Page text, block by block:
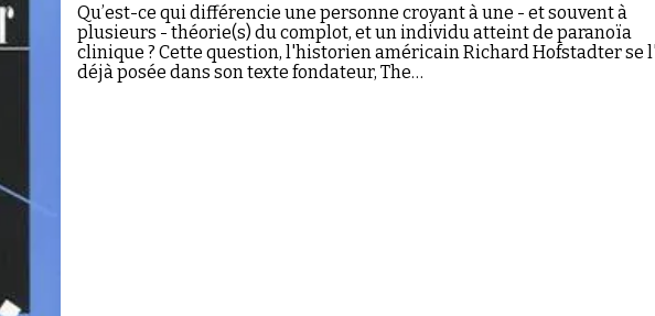
Qu’est-ce qui différencie une personne croyant à une - et souvent à
plusieurs - théorie(s) du complot, et un individu atteint de paranoïa
clinique ? Cette question, l'historien américain Richard Hofstadter se
déjà posée dans son texte fondateur, The…